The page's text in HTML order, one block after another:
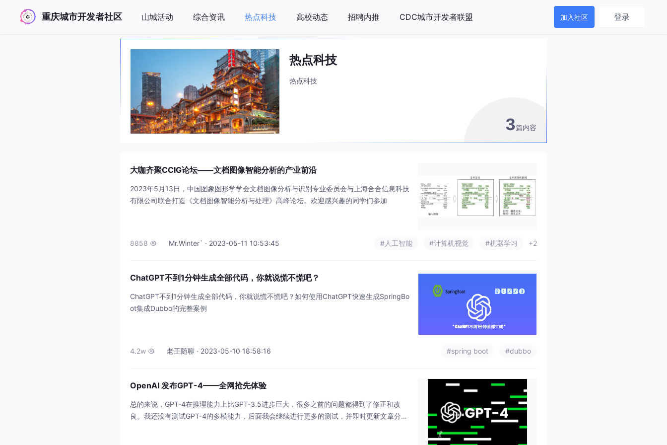
重庆城市开发者社区 山城活动 综合资讯 热点科技 高校动态 招聘内推 CDC城市开发者联盟 加入社区 登录
热点科技
热点科技
3篇内容
大咖齐聚CCIG论坛——文档图像智能分析的产业前沿
2023年5月13日，中国图象图形学学会文档图像分析与识别专业委员会与上海合合信息科技
有限公司联合打造《文档图像智能分析与处理》高峰论坛。欢迎感兴趣的同学们参加
8858  Mr.Winter` · 2023-05-11 10:53:45 #人工智能 #计算机视觉 #机器学习 +2
ChatGPT不到1分钟生成全部代码，你就说慌不慌吧？
ChatGPT不到1分钟生成全部代码，你就说慌不慌吧？如何使用ChatGPT快速生成SpringBo
ot集成Dubbo的完整案例
4.2w  老王随聊 · 2023-05-10 18:58:16 #spring boot #dubbo
OpenAI 发布GPT-4——全网抢先体验
总的来说，GPT-4在推理能力上比GPT-3.5进步巨大，很多之前的问题都得到了修正和改
良。我还没有测试GPT-4的多模能力，后面我会继续进行更多的测试，并即时更新文章分享